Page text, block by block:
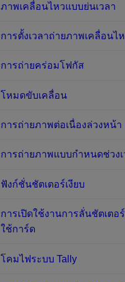
ภาพเคลื่อนไหวแบบย่นเวลา
การตั้งเวลาถ่ายภาพเคลื่อนไ
การถ่ายคร่อมโฟกัส
โหมดขับเคลื่อน
การถ่ายภาพต่อเนื่องล่วงหน้า
การถ่ายภาพแบบกำหนดช่วงเ
ฟังก์ชั่นชัตเตอร์เงียบ
การเปิดใช้งานการลั่นชัตเตอ
ใช้การ์ด
โคมไฟระบบ Tally